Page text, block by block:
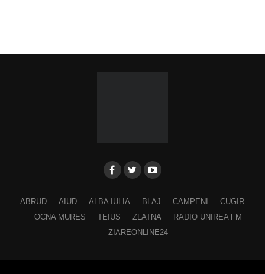
ABRUD AIUD ALBA IULIA BLAJ CAMPENI
CUGIR
OCNA MURES
TEIUS ZLATNA
RADIO UNIREA FM
ZIAREONLINE24